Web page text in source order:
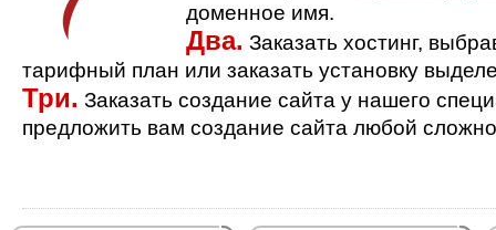
доменное имя.
Два. Заказать хостинг,
тарифный план или заказать установку
Три. Заказать создание сайта у нашего
предложить вам создание сайта любой